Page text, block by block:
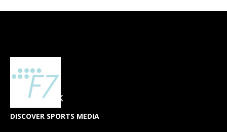
DISCOVER SPORTS MEDIA